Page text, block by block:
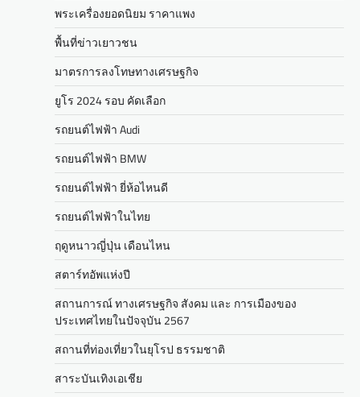
พระเครื่องยอดนิยม ราคาแพง
พื้นที่ข่าวเยาวชน
มาตรการลงโทษทางเศรษฐกิจ
ยูโร 2024 รอบ คัดเลือก
รถยนต์ไฟฟ้า Audi
รถยนต์ไฟฟ้า BMW
รถยนต์ไฟฟ้า ยี่ห้อไหนดี
รถยนต์ไฟฟ้าในไทย
ฤดูหนาวญี่ปุ่น เดือนไหน
สตาร์ทอัพแห่งปี
สถานการณ์ ทางเศรษฐกิจ สังคม และ การเมืองของ
ประเทศไทยในปัจจุบัน 2567
สถานที่ท่องเที่ยวในยุโรป ธรรมชาติ
สาระบันเทิงเอเชีย